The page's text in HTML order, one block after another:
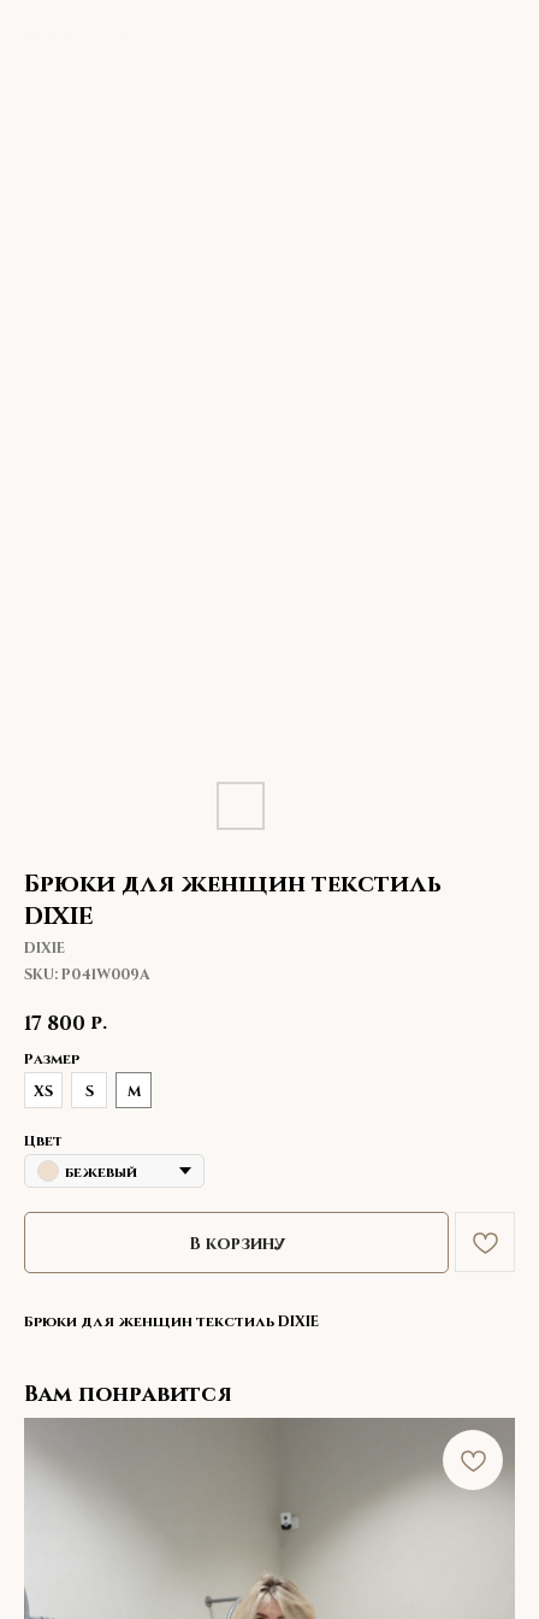
Брюки для женщин текстиль
DIXIE
DIXIE
SKU: P041W009A
17 800 р.
Размер
XS
S M
Цвет
бежевый
В корзину
Брюки для женщин текстиль DIXIE
Вам понравится